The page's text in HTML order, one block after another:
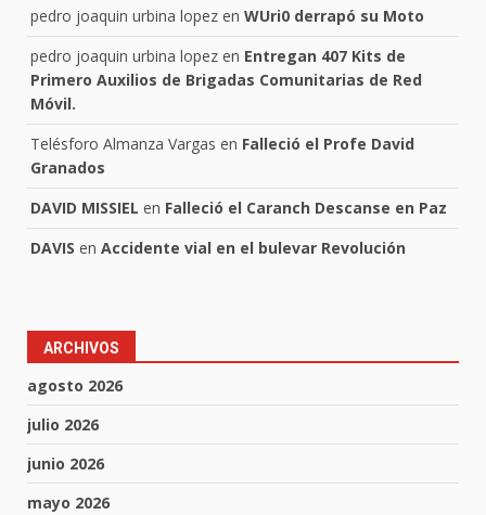
pedro joaquin urbina lopez en WUri0 derrapó su Moto
pedro joaquin urbina lopez en Entregan 407 Kits de
Primero Auxilios de Brigadas Comunitarias de Red
Móvil.
Telésforo Almanza Vargas en Falleció el Profe David
Granados
DAVID MISSIEL en Falleció el Caranch Descanse en Paz
DAVIS en Accidente vial en el bulevar Revolución
ARCHIVOS
agosto 2026
julio 2026
junio 2026
mayo 2026